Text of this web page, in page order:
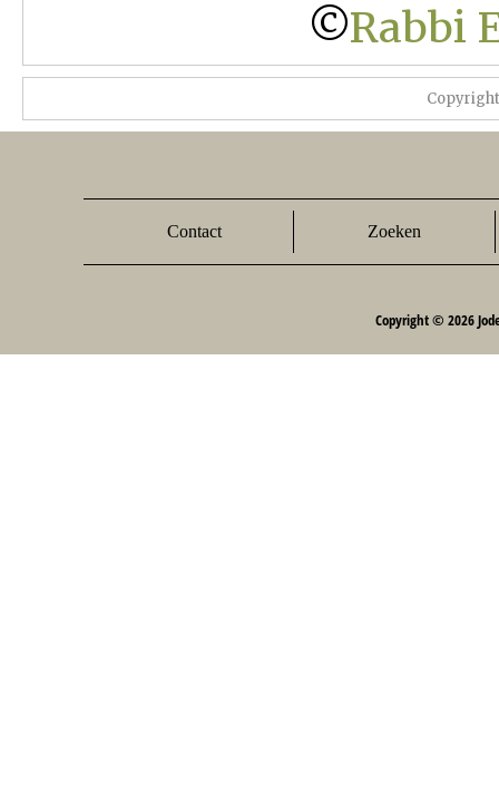
©Rabbi
Contact Zoeken
Copyright © 2026